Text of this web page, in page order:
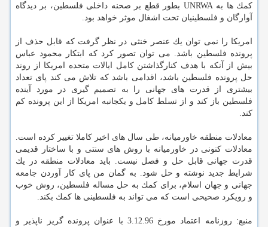
كمك ها به UNRWA بطور قطع بر صحنه داخلی فلسطین، بر دیدگاه
آوارگان و فلسطینیان تحت اشغال موثر خواهد بود.
امریكا را نمی توان یك عنصر خنثی در نظر گرفت كه قابل حذف از
پرونده فلسطین باشد. می توان تصور كرد كه ابتكار محمود عباس
بیش از آنكه با هدف كنارگذاشتن كامل ایالات متحده امریكا از روند
حل پرونده فلسطین باشد، اقدامی باشد كه تلاش می كند پای تعداد
بیشتری از قدرت های جهانی را به تصمیم گیری در مورد آینده
فلسطین باز كند و از تسلط كامل و یكجانبه امریكا از این پرونده كم
كند.
معادلات منطقه خاورمیانه، طی سال های اخیر كاملا تغییر كرده است.
معادلات كنونی در خاورمیانه با روش های سنتی و با ساختار قدیمی
قدرت جهانی قابل حل و فصل نیست. باید معادلات منطقه در یك
شرایط جدید نوشته و حل شود. به گمان من پای كار آوردن جامعه
جهانی و جهان اسلام، برای كمك به حل مساله فلسطین، روش خوب
و رویكرد صحیحی است كه می تواند به فلسطینی ها كمك بكند.
منبع: روزنامه اعتماد مورخ 3.12.96 با عنوان پرونده گریز ناپذیر و